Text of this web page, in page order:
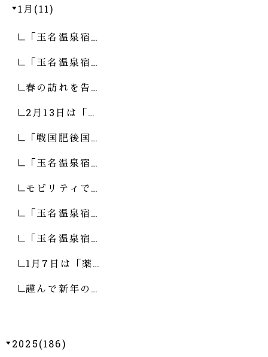
1月(11)
「玉名温泉宿…
「玉名温泉宿…
春の訪れを告…
2月13日は「…
「戦国肥後国…
「玉名温泉宿…
モビリティで…
「玉名温泉宿…
「玉名温泉宿…
1月7日は「薬…
謹んで新年の…
2025(186)